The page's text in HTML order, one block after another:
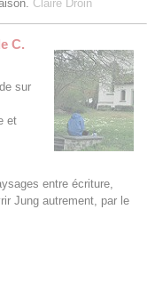
Claire Droin
C.
sur
et
entre écriture,
Jung autrement, par le